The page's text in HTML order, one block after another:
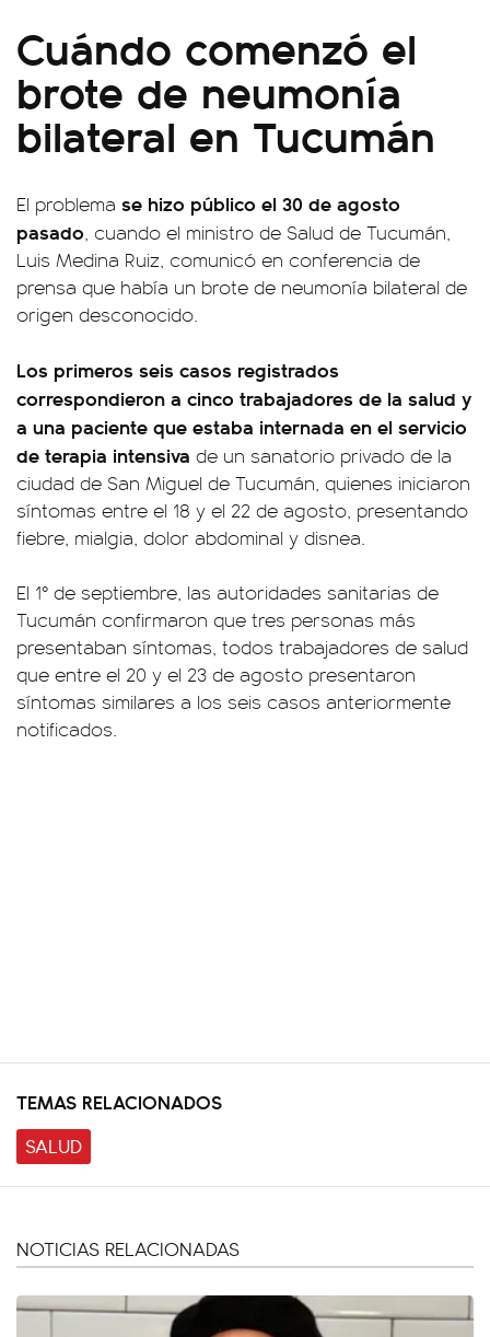
Cuándo comenzó el
brote de neumonía
bilateral en Tucumán
El problema se hizo público el 30 de agosto
pasado, cuando el ministro de Salud de Tucumán,
Luis Medina Ruiz, comunicó en conferencia de
prensa que había un brote de neumonía bilateral de
origen desconocido.
Los primeros seis casos registrados
correspondieron a cinco trabajadores de la salud y
a una paciente que estaba internada en el servicio
de terapia intensiva de un sanatorio privado de la
ciudad de San Miguel de Tucumán, quienes iniciaron
síntomas entre el 18 y el 22 de agosto, presentando
fiebre, mialgia, dolor abdominal y disnea.
El 1° de septiembre, las autoridades sanitarias de
Tucumán confirmaron que tres personas más
presentaban síntomas, todos trabajadores de salud
que entre el 20 y el 23 de agosto presentaron
síntomas similares a los seis casos anteriormente
notificados.
TEMAS RELACIONADOS
SALUD
NOTICIAS RELACIONADAS